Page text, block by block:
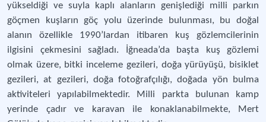
yükseldiği ve suyla kaplı alanların genişlediği milli parkın
göçmen kuşların göç yolu üzerinde bulunması, bu doğal
alanın özellikle 1990’lardan itibaren kuş gözlemcilerinin
ilgisini çekmesini sağladı. İğneada’da başta kuş gözlemi
olmak üzere, bitki inceleme gezileri, doğa yürüyüşü, bisiklet
gezileri, at gezileri, doğa fotoğrafçılığı, doğada yön bulma
aktiviteleri yapılabilmektedir. Milli parkta bulunan kamp
yerinde çadır ve karavan ile konaklanabilmekte, Mert